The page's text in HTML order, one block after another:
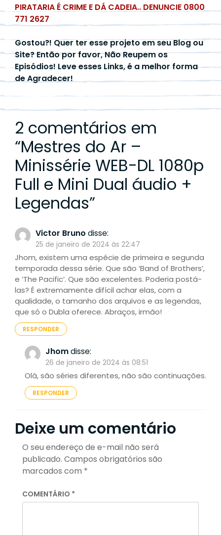
PIRATARIA É CRIME E DÁ CADEIA.. DENUNCIE 0800
771 2627
Gostou?! Quer ter esse projeto em seu Blog ou
Site? Então por favor, Não Reupem os
Episódios! Leve esses Links, é a melhor forma
de Agradecer!
2 comentários em
“Mestres do Ar –
Minissérie WEB-DL 1080p
Full e Mini Dual áudio +
Legendas”
Victor Bruno disse:
25 de janeiro de 2024 às 22:47
Jhom, existem uma espécie de primeira e segunda
temporada dessa série. Que são ‘Band of Brothers’,
e ‘The Pacific’. Que são excelentes. Poderia postá-
las? É extremamente difícil achar elas, com a
qualidade, o tamanho dos arquivos e as legendas,
que só o Dubla oferece. Abraços, irmão!
RESPONDER
Jhomdisse:
26 de janeiro de 2024 às 08:51
Olá, são séries diferentes, não são continuações.
RESPONDER
Deixe um comentário
O seu endereço de e-mail não será
publicado. Campos obrigatórios são
marcados com *
COMENTÁRIO *